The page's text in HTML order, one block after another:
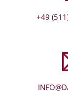
+49